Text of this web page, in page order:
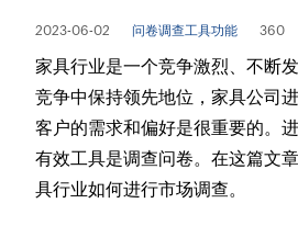
2023-06-02 问卷调查工具功能 360
家具行业是一个竞争激烈、不断
竞争中保持领先地位，家具公司
客户的需求和偏好是很重要的。
有效工具是调查问卷。在这篇文
具行业如何进行市场调查。